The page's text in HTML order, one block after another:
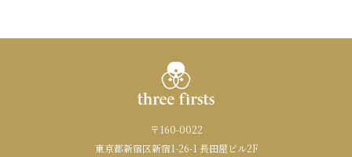
〒160-0022
東京都新宿区新宿1-26-1 長田屋ビル2F